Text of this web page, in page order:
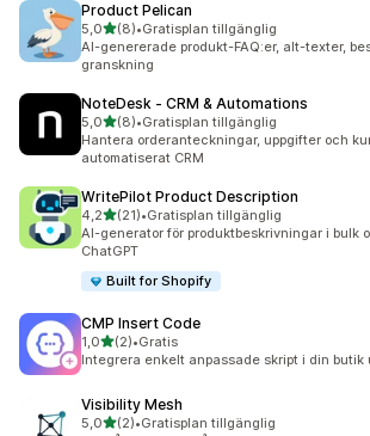
Product Pelican
5,0av 5 stjärnor
(8)
8 recensioner totalt
•Gratisplan tillgänglig
AI-genererade produkt-FAQ:er, alt-texter,
granskning
NoteDesk ‑ CRM & Automations
5,0av 5 stjärnor
(8)
8 recensioner totalt
•Gratisplan tillgänglig
Hantera orderanteckningar, uppgifter och
automatiserat CRM
WritePilot Product Description
4,2av 5 stjärnor
(21)
21 recensioner totalt
•Gratisplan tillgänglig
AI-generator för produktbeskrivningar i bulk
ChatGPT
Built for Shopify
CMP Insert Code
1,0av 5 stjärnor
(2)
2 recensioner totalt
•Gratis
Integrera enkelt anpassade skript i din butik
Visibility Mesh
5,0av 5 stjärnor
(2)
2 recensioner totalt
•Gratisplan tillgänglig